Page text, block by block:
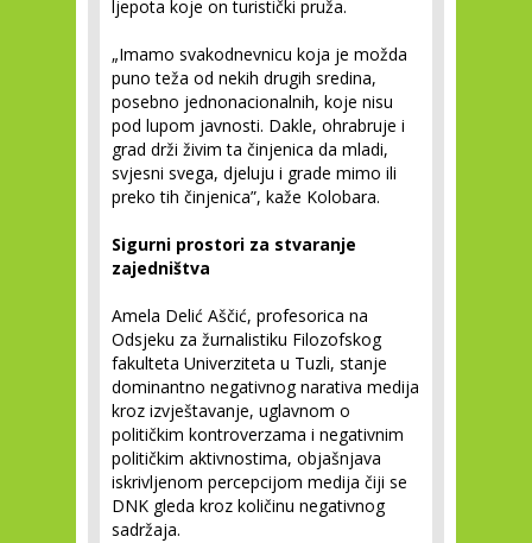
ljepota koje on turistički pruža.
„Imamo svakodnevnicu koja je možda
puno teža od nekih drugih sredina,
posebno jednonacionalnih, koje nisu
pod lupom javnosti. Dakle, ohrabruje i
grad drži živim ta činjenica da mladi,
svjesni svega, djeluju i grade mimo ili
preko tih činjenica”, kaže Kolobara.
Sigurni prostori za stvaranje
zajedništva
Amela Delić Aščić, profesorica na
Odsjeku za žurnalistiku Filozofskog
fakulteta Univerziteta u Tuzli, stanje
dominantno negativnog narativa medija
kroz izvještavanje, uglavnom o
političkim kontroverzama i negativnim
političkim aktivnostima, objašnjava
iskrivljenom percepcijom medija čiji se
DNK gleda kroz količinu negativnog
sadržaja.